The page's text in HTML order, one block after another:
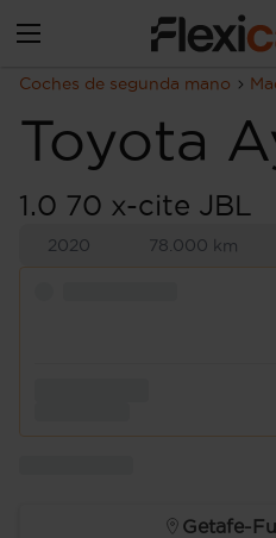
Coches de segunda mano
Toyota
1.0 70 x-cite JBL
2020 78.000 km
Getafe-